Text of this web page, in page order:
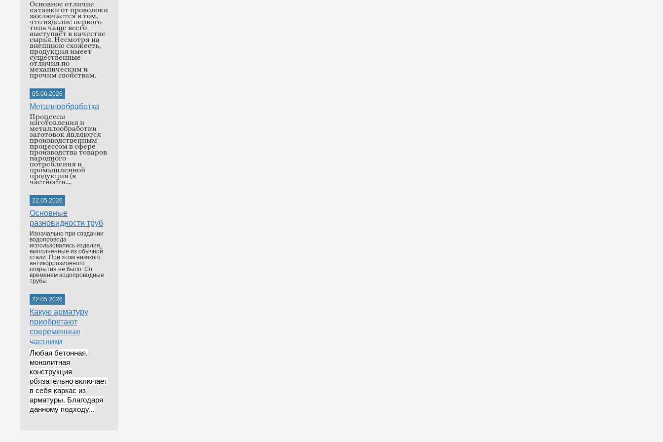
Основное отличие
катанки от проволоки
заключается в том,
что изделие первого
типа чаще всего
выступает в качестве
сырья. Несмотря на
внешнюю схожесть,
продукция имеет
существенные
отличия по
механическим и
прочим свойствам.
05.06.2026
Металлообработка
Процессы
изготовления и
металлообработки
заготовок являются
производственным
процессом в сфере
производства товаров
народного
потребления и
промышленной
продукции (в
частности....
22.05.2026
Основные
разновидности труб
Изначально при создании
водопровода
использовались изделия,
выполненные из обычной
стали. При этом никакого
антикоррозионного
покрытия не было. Со
временем водопроводные
трубы
22.05.2026
Какую арматуру
приобретают
современные
частники
Любая бетонная,
монолитная
конструкция
обязательно включает
в себя каркас из
арматуры. Благодаря
данному подходу...